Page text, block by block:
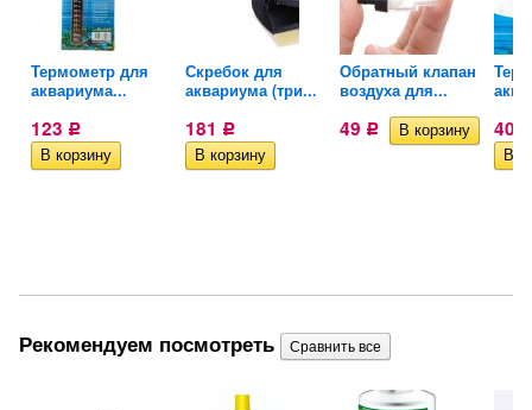
Термометр для
аквариума...
123 Р
Скребок для
аквариума (три...
181 Р
Обратный клапан
воздуха для...
49 Р 409
Рекомендуем посмотреть